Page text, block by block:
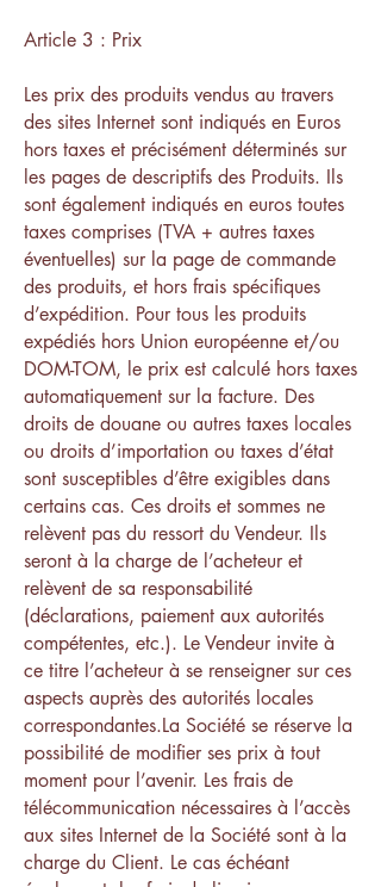
Article 3 : Prix
Les prix des produits vendus au travers
des sites Internet sont indiqués en Euros
hors taxes et précisément déterminés sur
les pages de descriptifs des Produits. Ils
sont également indiqués en euros toutes
taxes comprises (TVA + autres taxes
éventuelles) sur la page de commande
des produits, et hors frais spécifiques
d’expédition. Pour tous les produits
expédiés hors Union européenne et/ou
DOM-TOM, le prix est calculé hors taxes
automatiquement sur la facture. Des
droits de douane ou autres taxes locales
ou droits d’importation ou taxes d’état
sont susceptibles d’être exigibles dans
certains cas. Ces droits et sommes ne
relèvent pas du ressort du Vendeur. Ils
seront à la charge de l’acheteur et
relèvent de sa responsabilité
(déclarations, paiement aux autorités
compétentes, etc.). Le Vendeur invite à
ce titre l’acheteur à se renseigner sur ces
aspects auprès des autorités locales
correspondantes.La Société se réserve la
possibilité de modifier ses prix à tout
moment pour l’avenir. Les frais de
télécommunication nécessaires à l’accès
aux sites Internet de la Société sont à la
charge du Client. Le cas échéant